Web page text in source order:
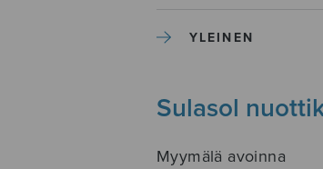
YLEINEN
Sulasol
Myymälä avoinna